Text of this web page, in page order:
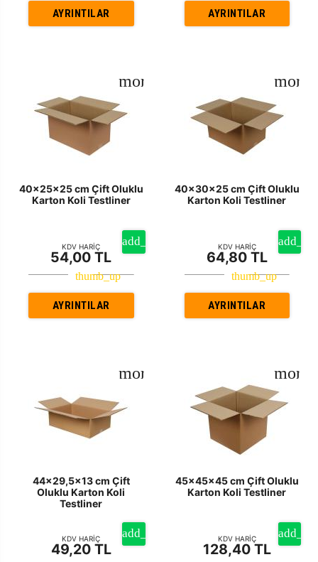
AYRINTILAR AYRINTILAR
40x25x25 cm Çift Oluklu
Karton Koli Testliner
KDV HARİÇ
54,00 TL
AYRINTILAR
40x30x25 cm Çift Oluklu
Karton Koli Testliner
KDV HARİÇ
64,80 TL
AYRINTILAR
44x29,5x13 cm Çift
Oluklu Karton Koli
Testliner
KDV HARİÇ
49,20 TL
45x45x45 cm Çift Oluklu
Karton Koli Testliner
KDV HARİÇ
128,40 TL